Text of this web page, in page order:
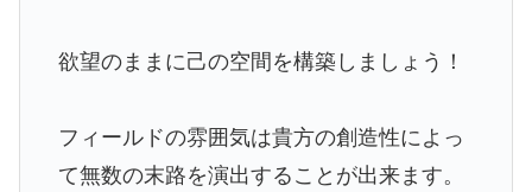
欲望のままに己の空間を構築しましょう！
フィールドの雰囲気は貴方の創造性によっ
て無数の末路を演出することが出来ます。